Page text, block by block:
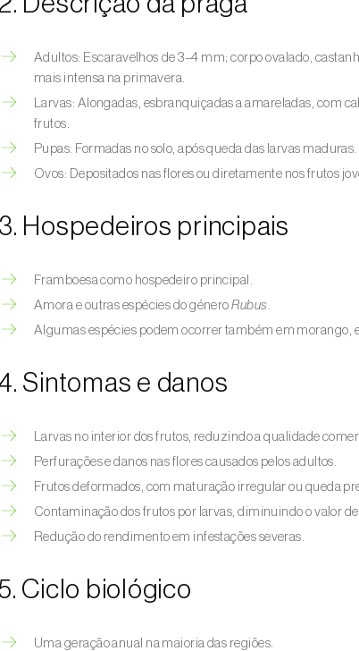
Adultos: Escaravelhos de 3–4 mm; corpo ovalado,
mais intensa na primavera.
Larvas: Alongadas, esbranquiçadas a amareladas, com
frutos.
Pupas: Formadas no solo, após queda das larvas maduras.
Ovos: Depositados nas flores ou diretamente nos frutos
3. Hospedeiros principais
Framboesa como hospedeiro principal.
Amora e outras espécies do géneroRubus .
Algumas espécies podem ocorrer também em morango,
Sintomas e danos
Larvas no interior dos frutos, reduzindo a qualidade
Perfurações e danos nas flores causados pelos adultos.
Frutos deformados, com maturação irregular ou queda
Contaminação dos frutos por larvas, diminuindo o valor
Redução do rendimento em infestações severas.
Ciclo biológico
Uma geração anual na maioria das regiões.